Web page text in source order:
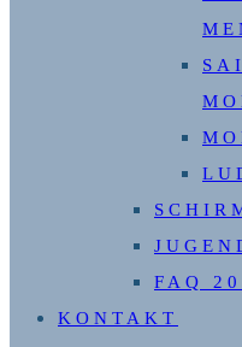
FAQ
KONTAKT